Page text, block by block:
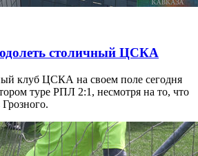
столичный ЦСКА
клуб ЦСКА на своем поле сегодня
туре РПЛ 2:1, несмотря на то, что